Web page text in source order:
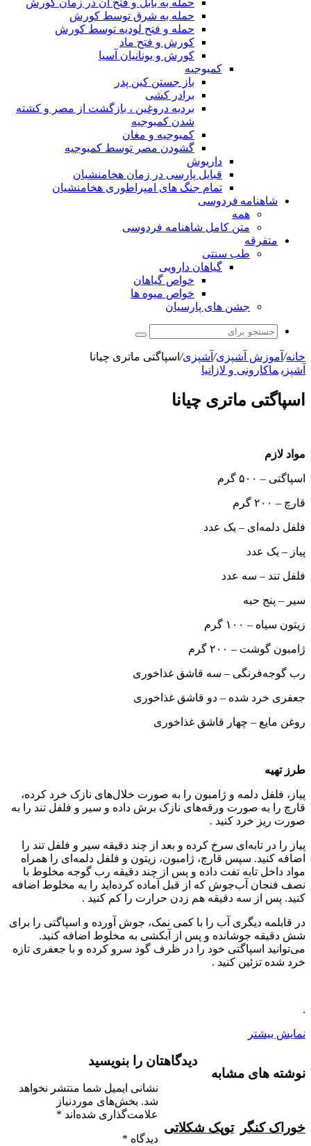
حمله به بابل و فتح آن در زمان کورش
حمله به شرق توسط کورش
حمله و فتح لودیه توسط کورش
کورش و فتح ماد
کورش و یونانیان آسیا
کمبوجیه
باز جستن کین پدر
برادر کشی
بردیه دروغین ، بازگشت از مصر و کشته
شدن کمبوجیه
کمبوجیه و مغان
گشودن مصر توسط کمبوجیه
داریوش
قبایل پارسی در زمان هخامنشیان
تمام جنگ های امپراطوری هخامنشیان
شاهنامه فردوسی
همه
متن کامل شاهنامه فردوسی
متفرقه
طب سنتی
گیاهان دارویی
خواص گیاهان
خواص میوه ها
جشن های پارسیان
جستجو
برای
خانه/ آموزش آشپزی/ آشپزی/ اسپاگتی ماتری چیانا
آشپزی ماکارونی و لازانیا
اسپاگتی ماتری چیانا
مواد لازم
اسپاگتی – ۵۰۰ گرم
قارچ – ۲۰۰ گرم
فلفل دلمه‌ای – یک عدد
پیاز – یک عدد
فلفل تند – سه عدد
سیر – پنج حبه
زیتون سیاه – ۱۰۰ گرم
ژامبون گوشت – ۲۰۰ گرم
رب گوجه‌فرنگی – سه قاشق غذاخوری
جعفری خرد شده – دو قاشق غذاخوری
روغن مایع – چهار قاشق غذاخوری
طرز تهیه
پیاز، فلفل دلمه و ژامبون را به صورت خلال‌های نازک خرد کرده،
قارچ را به صورت ورقه‌های نازک برش داده و سیر و فلفل تند را به
صورت ریز خرد کنید .
پیاز را در تابه‌ای سرخ کرده و بعد از چند دقیقه سیر و فلفل تند را
اضافه کنید. سپس قارچ، ژامبون، زیتون و فلفل دلمه‌ای را همراه
مواد داخل تابه تفت داده و پس از چند دقیقه رب گوجه مخلوط با
نصف فنجان آب‌جوش که از قبل آماده کرده‌اید را به مخلوط اضافه
کنید. پس از سه دقیقه هم زدن حرارت را کم کنید .
در قابلمه دیگری آب را با کمی نمک، جوش آورده و اسپاگتی را برای
شش دقیقه جوشانده و پس از آبکشی به مخلوط اضافه کنید.
می‌توانید اسپاگتی خود را در ظرف گود سرو کرده و با جعفری تازه
خرد شده تزئین کنید .
.
نمایش بیشتر
نوشته های مشابه
خوراک کنگر توپک شکلاتی
دیدگاهتان را بنویسید
نشانی ایمیل شما منتشر نخواهد
شد. بخش‌های موردنیاز
علامت‌گذاری شده‌اند *
دیدگاه *